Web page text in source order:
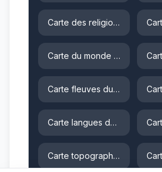
Carte des religions
Carte du monde à télécharger
Carte fleuves du monde
Carte langues du monde
Carte topographique du monde